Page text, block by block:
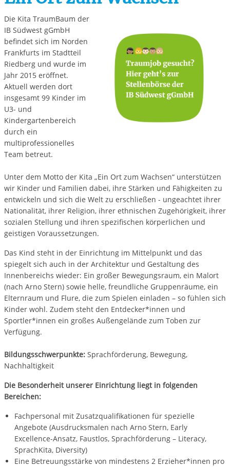
Die Kita TraumBaum der
IB Südwest gGmbH
befindet sich im Norden
Frankfurts im Stadtteil
Riedberg und wurde im
Jahr 2015 eröffnet.
Aktuell werden dort
insgesamt 99 Kinder im
U3- und
Kindergartenbereich
durch ein
multiprofessionelles
Team betreut.
Unter dem Motto der Kita „Ein Ort zum Wachsen“ unterstützen
wir Kinder und Familien dabei, ihre Stärken und Fähigkeiten zu
entwickeln und sich die Welt zu erschließen - ungeachtet ihrer
Nationalität, ihrer Religion, ihrer ethnischen Zugehörigkeit, ihrer
sozialen Stellung und ihren spezifischen körperlichen und
geistigen Voraussetzungen.
Das Kind steht in der Einrichtung im Mittelpunkt und das
spiegelt sich auch in der Architektur und Gestaltung des
Innenbereichs wieder: Ein großer Bewegungsraum, ein Malort
(nach Arno Stern) sowie helle, freundliche Gruppenräume, ein
Elternraum und Flure, die zum Spielen einladen – so fühlen sich
Kinder wohl. Zudem steht den Entdecker*innen und
Sportler*innen ein großes Außengelände zum Toben zur
Verfügung.
Bildungsschwerpunkte: Sprachförderung, Bewegung,
Nachhaltigkeit
Die Besonderheit unserer Einrichtung liegt in folgenden
Bereichen:
Fachpersonal mit Zusatzqualifikationen für spezielle
Angebote (Ausdrucksmalen nach Arno Stern, Early
Excellence-Ansatz, Faustlos, Sprachförderung – Literacy,
SprachKita, Diversity)
Eine Betreuungsstärke von mindestens 2 Erzieher*innen pro